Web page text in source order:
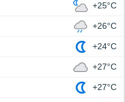
+25°C
+26°C
+24°C
+27°C
+27°C